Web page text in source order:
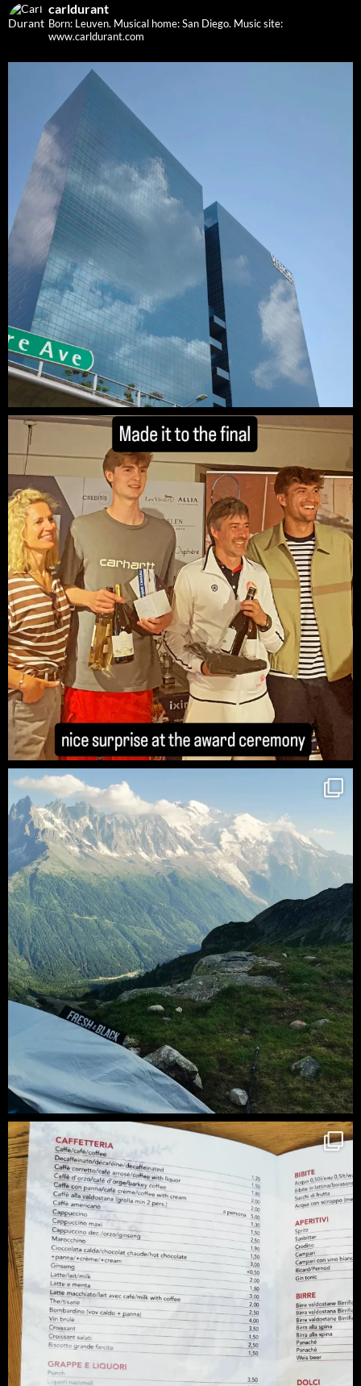
carldurant
Born: Leuven. Musical home: San Diego. Music site:
www.carldurant.com